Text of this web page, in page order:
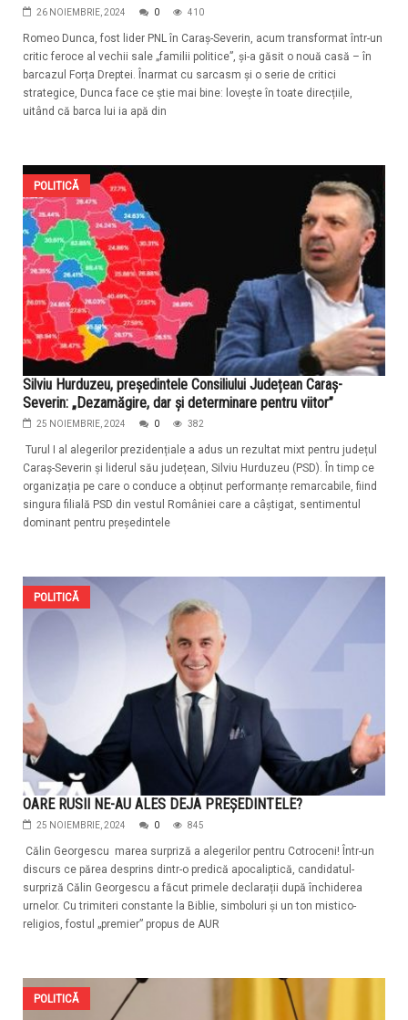
26 NOIEMBRIE, 2024 0 410
Romeo Dunca, fost lider PNL în Caraș-Severin, acum transformat într-un
critic feroce al vechii sale „familii politice”, și-a găsit o nouă casă – în
barcazul Forța Dreptei. Înarmat cu sarcasm și o serie de critici
strategice, Dunca face ce știe mai bine: lovește în toate direcțiile,
uitând că barca lui ia apă din
POLITICĂ
Silviu Hurduzeu, președintele Consiliului Județean Caraș-
Severin: „Dezamăgire, dar și determinare pentru viitor”
25 NOIEMBRIE, 2024 0 382
Turul I al alegerilor prezidențiale a adus un rezultat mixt pentru județul
Caraș-Severin și liderul său județean, Silviu Hurduzeu (PSD). În timp ce
organizația pe care o conduce a obținut performanțe remarcabile, fiind
singura filială PSD din vestul României care a câștigat, sentimentul
dominant pentru președintele
POLITICĂ
OARE RUSII NE-AU ALES DEJA PREȘEDINTELE?
25 NOIEMBRIE, 2024 0 845
Călin Georgescu marea surpriză a alegerilor pentru Cotroceni! Într-un
discurs ce părea desprins dintr-o predică apocaliptică, candidatul-
surpriză Călin Georgescu a făcut primele declarații după închiderea
urnelor. Cu trimiteri constante la Biblie, simboluri și un ton mistico-
religios, fostul „premier” propus de AUR
POLITICĂ